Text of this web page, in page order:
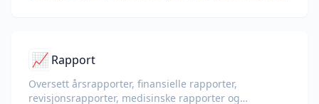
📈 Rapport
Oversett årsrapporter, finansielle rapporter,
revisjonsrapporter, medisinske rapporter og